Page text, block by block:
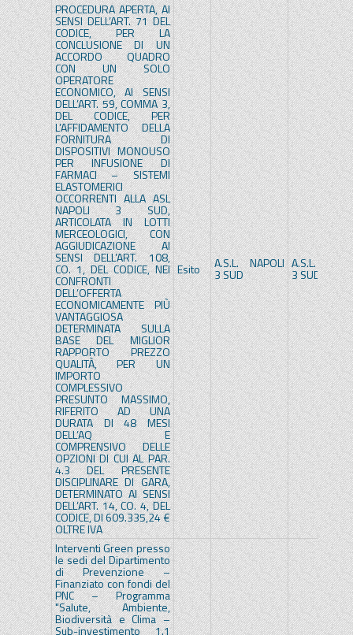
PROCEDURA APERTA, AI
SENSI DELL’ART. 71 DEL
CODICE, PER LA
CONCLUSIONE DI UN
ACCORDO QUADRO
CON UN SOLO
OPERATORE
ECONOMICO, AI SENSI
DELL’ART. 59, COMMA 3,
DEL CODICE, PER
L’AFFIDAMENTO DELLA
FORNITURA DI
DISPOSITIVI MONOUSO
PER INFUSIONE DI
FARMACI – SISTEMI
ELASTOMERICI
OCCORRENTI ALLA ASL
NAPOLI 3 SUD,
ARTICOLATA IN LOTTI
MERCEOLOGICI, CON
AGGIUDICAZIONE AI
SENSI DELL’ART. 108,
CO. 1, DEL CODICE, NEI
CONFRONTI
DELL’OFFERTA
ECONOMICAMENTE PIÙ
VANTAGGIOSA
DETERMINATA SULLA
BASE DEL MIGLIOR
RAPPORTO PREZZO
QUALITÀ, PER UN
IMPORTO
COMPLESSIVO
PRESUNTO MASSIMO,
RIFERITO AD UNA
DURATA DI 48 MESI
DELL’AQ E
COMPRENSIVO DELLE
OPZIONI DI CUI AL PAR.
4.3 DEL PRESENTE
DISCIPLINARE DI GARA,
DETERMINATO AI SENSI
DELL’ART. 14, CO. 4, DEL
CODICE, DI 609.335,24 €
OLTRE IVA
Esito A.S.L. NAPOLI
3 SUD
A.S.L.
3 SUD
Interventi Green presso
le sedi del Dipartimento
di Prevenzione –
Finanziato con fondi del
PNC – Programma
"Salute, Ambiente,
Biodiversità e Clima –
Sub-investimento 1.1